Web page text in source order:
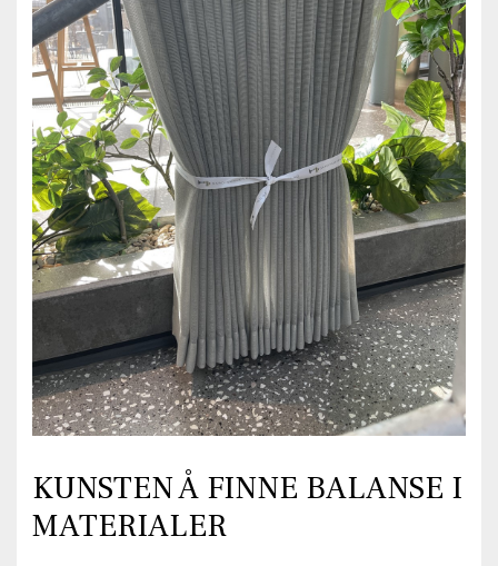
KUNSTEN Å FINNE BALANSE I
MATERIALER